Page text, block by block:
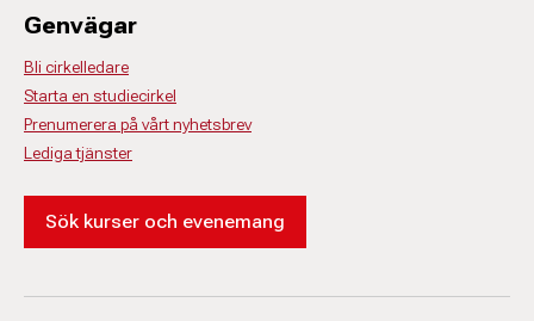
Genvägar
Bli cirkelledare
Starta en studiecirkel
Prenumerera på vårt nyhetsbrev
Lediga tjänster
Sök kurser och evenemang